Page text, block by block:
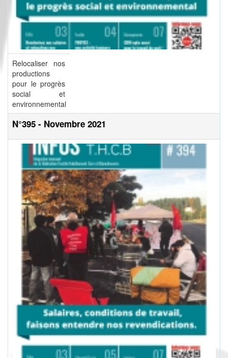
Relocaliser nos
productions
pour le progrès
social et
environnemental
N°395 - Novembre 2021